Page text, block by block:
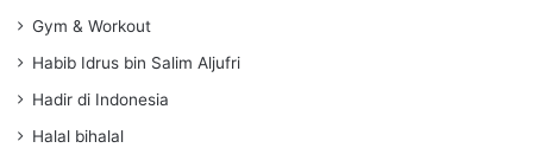
Gym & Workout
Habib Idrus bin Salim Aljufri
Hadir di Indonesia
Halal bihalal